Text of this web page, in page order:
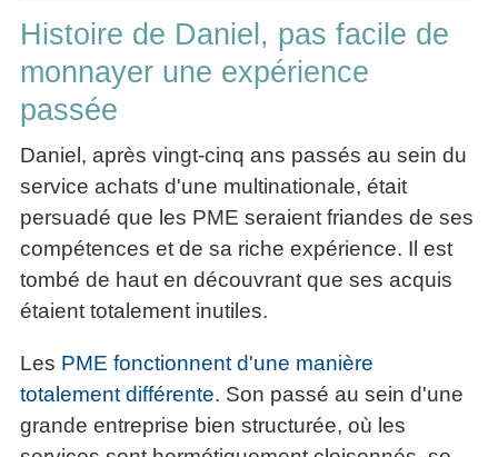
Histoire de Daniel, pas facile de
monnayer une expérience
passée
Daniel, après vingt-cinq ans passés au sein du
service achats d'une multinationale, était
persuadé que les PME seraient friandes de ses
compétences et de sa riche expérience. Il est
tombé de haut en découvrant que ses acquis
étaient totalement inutiles.
Les PME fonctionnent d'une manière
totalement différente. Son passé au sein d'une
grande entreprise bien structurée, où les